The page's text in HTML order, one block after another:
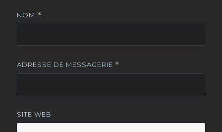
NOM *
ADRESSE DE MESSAGERIE *
SITE WEB